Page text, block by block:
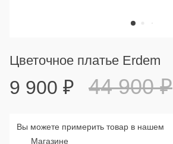
Цветочное платье Erdem
9 900 ₽ 44 900₽
Вы можете примерить товар в нашем
Магазине